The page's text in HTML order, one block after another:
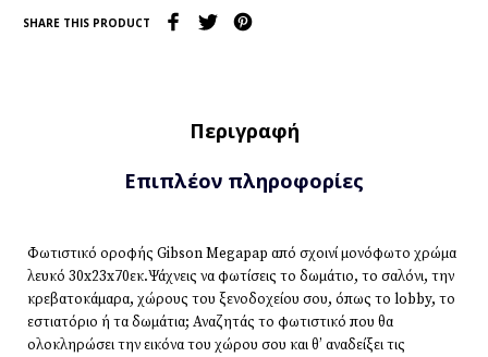
SHARE THIS PRODUCT
Περιγραφή
Επιπλέον πληροφορίες
Φωτιστικό οροφής Gibson Megapap από σχοινί μονόφωτο χρώμα
λευκό 30x23x70εκ.Ψάχνεις να φωτίσεις το δωμάτιο, το σαλόνι, την
κρεβατοκάμαρα, χώρους του ξενοδοχείου σου, όπως το lobby, το
εστιατόριο ή τα δωμάτια; Αναζητάς το φωτιστικό που θα
ολοκληρώσει την εικόνα του χώρου σου και θ’ αναδείξει τις